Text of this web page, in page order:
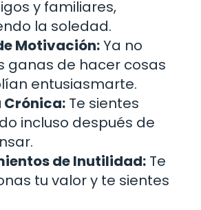
y familiares,
la soledad.
Motivación:Ya no
ganas de hacer cosas
entusiasmarte.
Crónica: Te sientes
incluso después de
de Inutilidad: Te
tu valor y te sientes